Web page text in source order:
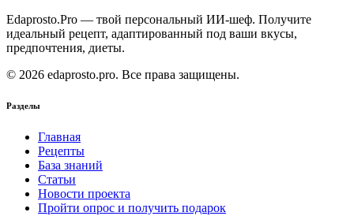
Edaprosto.Pro — твой персональный ИИ-шеф. Получите
идеальный рецепт, адаптированный под ваши вкусы,
предпочтения, диеты.
© 2026 edaprosto.pro. Все права защищены.
Разделы
Главная
Рецепты
База знаний
Статьи
Новости проекта
Пройти опрос и получить подарок